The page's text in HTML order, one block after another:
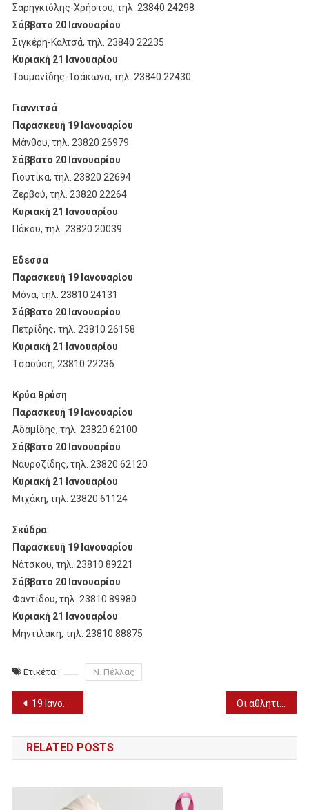
Σαρηγκιόλης-Χρήστου, τηλ. 23840 24298
Σάββατο 20 Ιανουαρίου
Σιγκέρη-Καλτσά, τηλ. 23840 22235
Κυριακή 21 Ιανουαρίου
Τουμανίδης-Τσάκωνα, τηλ. 23840 22430
Γιαννιτσά
Παρασκευή 19 Ιανουαρίου
Μάνθου, τηλ. 23820 26979
Σάββατο 20 Ιανουαρίου
Γιουτίκα, τηλ. 23820 22694
Zερβού, τηλ. 23820 22264
Κυριακή 21 Ιανουαρίου
Πάκου, τηλ. 23820 20039
Eδεσσα
Παρασκευή 19 Ιανουαρίου
Mόνα, τηλ. 23810 24131
Σάββατο 20 Ιανουαρίου
Πετρίδης, τηλ. 23810 26158
Κυριακή 21 Ιανουαρίου
Tσαούση, 23810 22236
Κρύα Βρύση
Παρασκευή 19 Ιανουαρίου
Αδαμίδης, τηλ. 23820 62100
Σάββατο 20 Ιανουαρίου
Ναυροζίδης, τηλ. 23820 62120
Κυριακή 21 Ιανουαρίου
Μιχάκη, τηλ. 23820 61124
Σκύδρα
Παρασκευή 19 Ιανουαρίου
Νάτσκου, τηλ. 23810 89221
Σάββατο 20 Ιανουαρίου
Φαντίδου, τηλ. 23810 89980
Κυριακή 21 Ιανουαρίου
Μηντιλάκη, τηλ. 23810 88875
Ετικέτα: Ν. Πέλλας
Πλοήγηση
άρθρων
19 Ιανουαρίου – Χρόνια πολλά σε αυτούς που γιορτάζουν
RELATED POSTS